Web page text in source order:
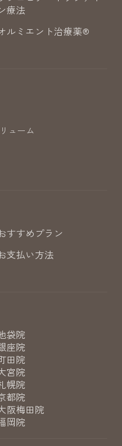
療法
ルミエント治療薬®
ューム
すすめプラン
支払い方法
袋院
座院
田院
宮院
幌院
都院
阪梅田院
岡院